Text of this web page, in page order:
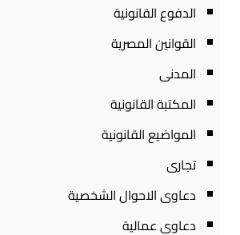
الدفوع القانونية
القوانين المصرية
المدنى
المكتبة القانونية
المواضيع القانونية
تجارى
دعاوى الاحوال الشخصية
دعاوى عمالية